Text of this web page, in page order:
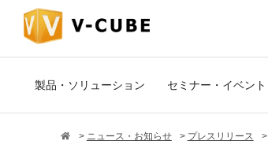
製品・ソリューション セミナー・イベント
ニュース・お知らせ プレスリリース